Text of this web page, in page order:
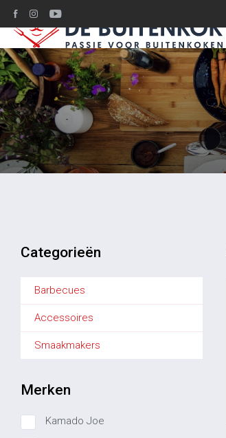
Categorieën
Barbecues
Accessoires
Smaakmakers
Merken
Kamado Joe